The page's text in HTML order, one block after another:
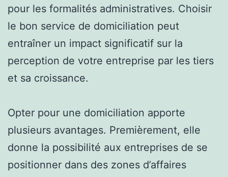
pour les formalités administratives. Choisir
le bon service de domiciliation peut
entraîner un impact significatif sur la
perception de votre entreprise par les tiers
et sa croissance.
Opter pour une domiciliation apporte
plusieurs avantages. Premièrement, elle
donne la possibilité aux entreprises de se
positionner dans des zones d’affaires